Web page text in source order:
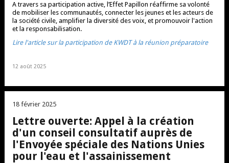
A travers sa participation active, l’Effet Papillon réaffirme sa volonté
de mobiliser les communautés, connecter les jeunes et les acteurs de
la société civile, amplifier la diversité des voix, et promouvoir l'action
et la responsabilisation.
Lire l'article sur la participation de KWDT à la réunion préparatoire
12 août 2025
18 février 2025
Lettre ouverte: Appel à la création
d'un conseil consultatif auprès de
l'Envoyée spéciale des Nations Unies
pour l'eau et l'assainissement